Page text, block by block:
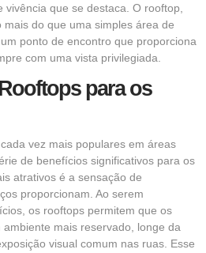
que se destaca. O rooftop,
do que uma simples área de
ponto de encontro que proporciona
com uma vista privilegiada.
para os
vez mais populares em áreas
de benefícios significativos para os
atrativos é a sensação de
proporcionam. Ao serem
os rooftops permitem que os
mais reservado, longe da
visual comum nas ruas. Esse